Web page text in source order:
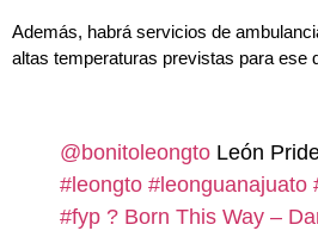
Además, habrá servicios de
altas temperaturas previstas para ese
@bonitoleongto León
#leongto #leonguanajuato
#fyp ? Born This Way –